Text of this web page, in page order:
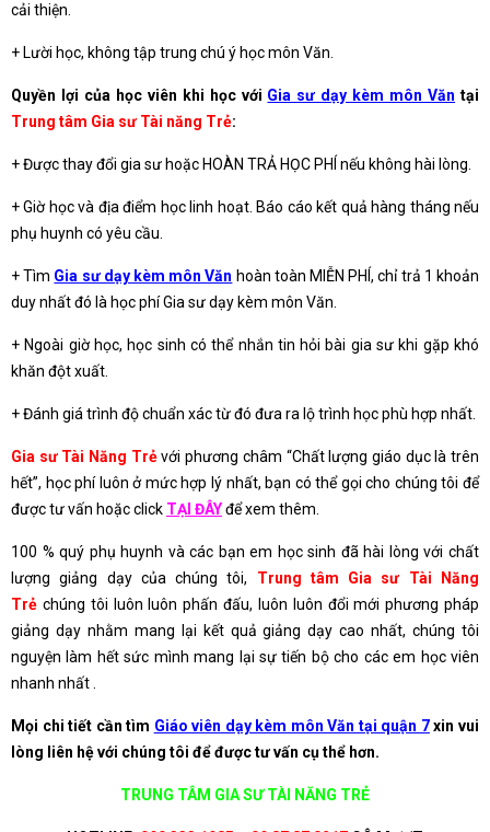
cải thiện.
+ Lười học, không tập trung chú ý học môn Văn.
Quyền lợi của học viên khi học với Gia sư dạy kèm môn Văn tại
Trung tâm Gia sư Tài năng Trẻ:
+ Được thay đổi gia sư hoặc HOÀN TRẢ HỌC PHÍ nếu không hài lòng.
+ Giờ học và địa điểm học linh hoạt. Báo cáo kết quả hàng tháng nếu
phụ huynh có yêu cầu.
+ Tìm Gia sư dạy kèm môn Văn hoàn toàn MIỄN PHÍ, chỉ trả 1 khoản
duy nhất đó là học phí Gia sư dạy kèm môn Văn.
+ Ngoài giờ học, học sinh có thể nhắn tin hỏi bài gia sư khi gặp khó
khăn đột xuất.
+ Đánh giá trình độ chuẩn xác từ đó đưa ra lộ trình học phù hợp nhất.
Gia sư Tài Năng Trẻvới phương châm “Chất lượng giáo dục là trên
hết”, học phí luôn ở mức hợp lý nhất, bạn có thể gọi cho chúng tôi để
được tư vấn hoặc click TẠI ĐÂYđể xem thêm.
100 % quý phụ huynh và các bạn em học sinh đã hài lòng với chất
lượng giảng dạy của chúng tôi, Trung tâm Gia sư Tài Năng
Trẻ chúng tôi luôn luôn phấn đấu, luôn luôn đổi mới phương pháp
giảng dạy nhằm mang lại kết quả giảng dạy cao nhất, chúng tôi
nguyện làm hết sức mình mang lại sự tiến bộ cho các em học viên
nhanh nhất .
Mọi chi tiết cần tìm Giáo viên dạy kèm môn Văn tại quận 7xin vui
lòng liên hệ với chúng tôi để được tư vấn cụ thể hơn.
TRUNG TÂM GIA SƯ TÀI NĂNG TRẺ